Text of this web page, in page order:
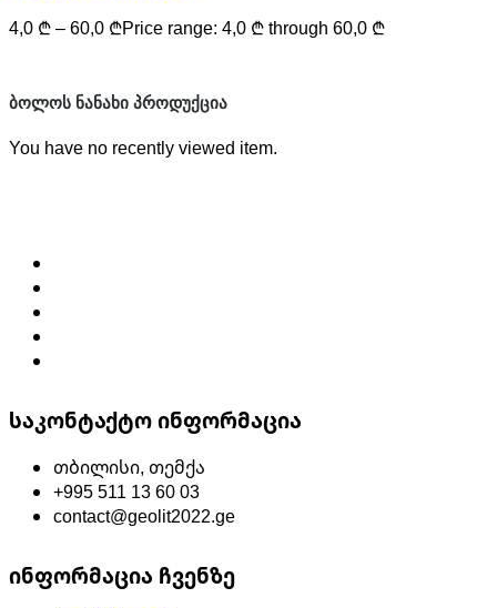
4,0 ₾–60,0 ₾Price range: 4,0 ₾ through 60,0 ₾
ᲑᲝᲚᲝᲡ ᲜᲐᲜᲐᲮᲘ ᲞᲠᲝᲓᲣᲥᲪᲘᲐ
You have no recently viewed item.
საკონტაქტო ინფორმაცია
თბილისი, თემქა
+995 511 13 60 03
contact@geolit2022.ge
ინფორმაცია ჩვენზე